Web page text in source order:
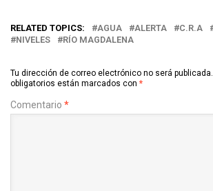
RELATED TOPICS: AGUA ALERTA C.R.A
NIVELES
RÍO MAGDALENA
Tu dirección de correo electrónico no será publicada.
obligatorios están marcados con *
Comentario *